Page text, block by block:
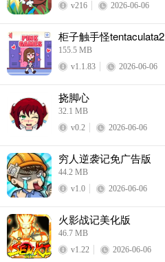
v216
2026-06-06
柜子触手怪tentaculata2
155.5 MB
v1.1.83
2026-06-06
挠脚心
32.1 MB
v0.2
2026-06-06
穷人逆袭记免广告版
44.2 MB
v1.0
2026-06-06
火影战记美化版
46.7 MB
v1.22
2026-06-06